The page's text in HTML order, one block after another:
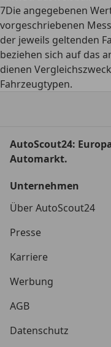
7Die angegebenen
vorgeschriebenen
der jeweils geltenden
beziehen sich auf das
dienen
Fahrzeugtypen.
AutoScout24:
Automarkt.
Unternehmen
Über AutoScout24
Presse
Karriere
Werbung
AGB
Datenschutz